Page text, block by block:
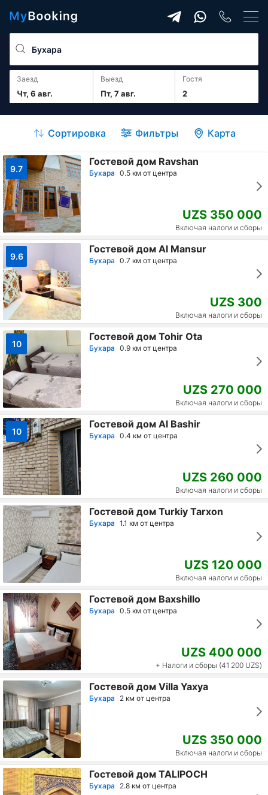
Заезд
Чт, 6 авг.
Выезд
Пт, 7 авг. 2
гостя
Сортировка Фильтры Карта
9.7
Гостевой дом Ravshan
Бухара 0.5 км от центра
UZS 350 000
Включая налоги и сборы
9.6
Гостевой дом Al Mansur
Бухара 0.7 км от центра
UZS 300
Включая налоги и сборы
10
Гостевой дом Tohir Ota
Бухара 0.9 км от центра
UZS 270 000
Включая налоги и сборы
10
Гостевой дом Al Bashir
Бухара 0.4 км от центра
UZS 260 000
Включая налоги и сборы
Гостевой дом Turkiy Tarxon
Бухара 1.1 км от центра
UZS 120 000
Включая налоги и сборы
Гостевой дом Baxshillo
Бухара 0.5 км от центра
UZS 400 000
+ Налоги и сборы (41 200 UZS)
Гостевой дом Villa Yaxya
Бухара 2 км от центра
UZS 350 000
Включая налоги и сборы
Гостевой дом TALIPOCH
Бухара 2.8 км от центра